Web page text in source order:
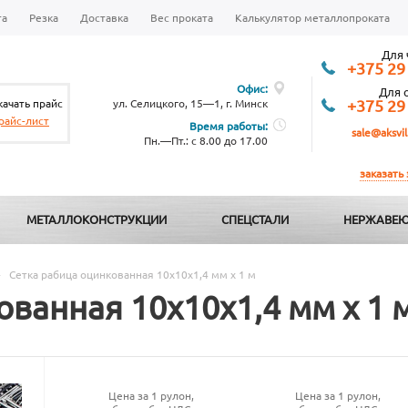
Резка Доставка Вес проката Калькулятор металлопроката
прайс
лист
Офис:
ул. Селицкого, 15—1, г. Минск
Время работы:
Пн.—Пт.: с 8.00 до 17.00
Для
+375
Для
+375
МЕТАЛЛОКОНСТРУКЦИИ СПЕЦСТАЛИ
Сетка рабица оцинкованная 10х10х1,4 мм х 1 м
10х10х1,4 мм х 1
Цена за 1 рулон,
Цена за 1 рулон,